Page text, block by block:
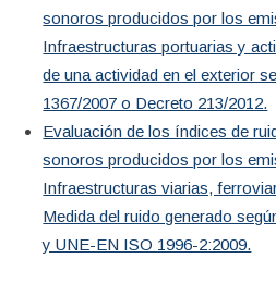
sonoros producidos por los
Infraestructuras portuarias y
de una actividad en el exterior
1367/2007 o Decreto 213/2012.
Evaluación de los índices de
sonoros producidos por los
Infraestructuras viarias,
Medida del ruido generado
y UNE-EN ISO 1996-2:2009.